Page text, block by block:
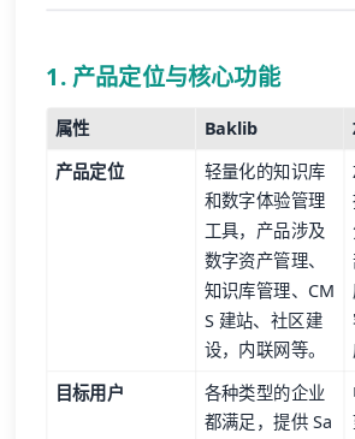
1. 产品定位与核心功能
属性 Baklib
产品定位 轻量化的知识库
和数字体验管理
工具，产品涉及
数字资产管理、
知识库管理、CM
S 建站、社区建
设，内联网等。
目标用户 各种类型的企业
都满足，提供 Sa